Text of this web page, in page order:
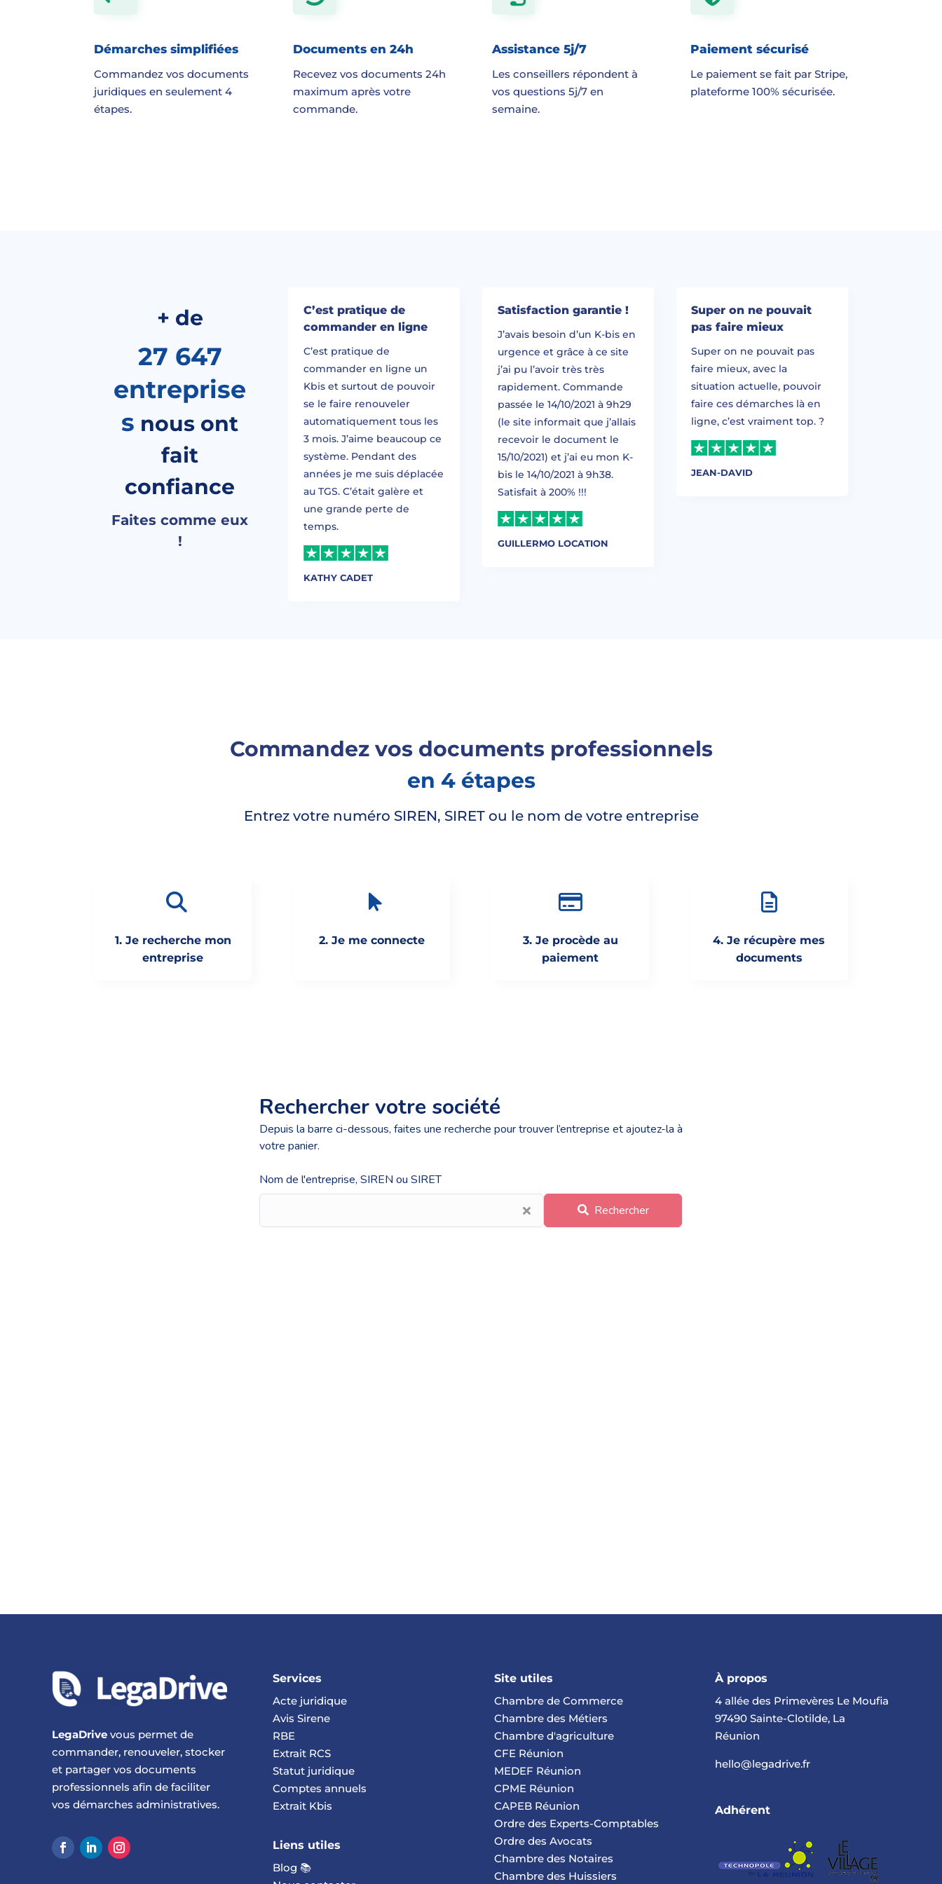
Démarches simplifiées
Commandez vos documents
juridiques en seulement 4
étapes.
Documents en 24h
Recevez vos documents 24h
maximum après votre
commande.
Assistance 5j/7
Les conseillers répondent à
vos questions 5j/7 en
semaine.
Paiement sécurisé
Le paiement se fait par Stripe,
plateforme 100% sécurisée.
+ de
27 647
entreprise
s nous ont
fait
confiance
Faites comme eux
!
C’est pratique de
commander en ligne
C’est pratique de
commander en ligne un
Kbis et surtout de pouvoir
se le faire renouveler
automatiquement tous les
3 mois. J’aime beaucoup ce
système. Pendant des
années je me suis déplacée
au TGS. C’était galère et
une grande perte de
temps.
KATHY CADET
Satisfaction garantie !
J’avais besoin d’un K-bis en
urgence et grâce à ce site
j’ai pu l’avoir très très
rapidement. Commande
passée le 14/10/2021 à 9h29
(le site informait que j’allais
recevoir le document le
15/10/2021) et j’ai eu mon K-
bis le 14/10/2021 à 9h38.
Satisfait à 200% !!!
GUILLERMO LOCATION
Super on ne pouvait
pas faire mieux
Super on ne pouvait pas
faire mieux, avec la
situation actuelle, pouvoir
faire ces démarches là en
ligne, c’est vraiment top. ?
JEAN-DAVID
Commandez vos documents professionnels
en 4 étapes
Entrez votre numéro SIREN, SIRET ou le nom de votre entreprise
1. Je recherche mon
entreprise
2. Je me connecte
3. Je procède au
paiement
4. Je récupère mes
documents
LegaDrivevous permet de
commander, renouveler, stocker
et partager vos documents
professionnels afin de faciliter
vos démarches administratives.
Services
Acte juridique
Avis Sirene
RBE
Extrait RCS
Statut juridique
Comptes annuels
Extrait Kbis
Liens utiles
Blog 📚
Site utiles
Chambre de Commerce
Chambre des Métiers
Chambre d'agriculture
CFE Réunion
MEDEF Réunion
CPME Réunion
CAPEB Réunion
Ordre des Experts-Comptables
Ordre des Avocats
Chambre des Notaires
Chambre des Huissiers
À propos
4 allée des Primevères Le Moufia
97490 Sainte-Clotilde, La
Réunion
hello@legadrive.fr
Adhérent